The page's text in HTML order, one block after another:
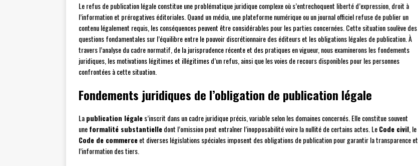
Le refus de publication légale constitue une problématique juridique complexe où s’entrechoquent liberté d’expression, droit à
l’information et prérogatives éditoriales. Quand un média, une plateforme numérique ou un journal officiel refuse de publier un
contenu légalement requis, les conséquences peuvent être considérables pour les parties concernées. Cette situation soulève des
questions fondamentales sur l’équilibre entre le pouvoir discrétionnaire des éditeurs et les obligations légales de publication. À
travers l’analyse du cadre normatif, de la jurisprudence récente et des pratiques en vigueur, nous examinerons les fondements
juridiques, les motivations légitimes et illégitimes d’un refus, ainsi que les voies de recours disponibles pour les personnes
confrontées à cette situation.
Fondements juridiques de l’obligation de publication légale
Lapublication légales’inscrit dans un cadre juridique précis, variable selon les domaines concernés. Elle constitue souvent
uneformalité substantielledont l’omission peut entraîner l’inopposabilité voire la nullité de certains actes. LeCode civil , le
Code de commerceet diverses législations spéciales imposent des obligations de publication pour garantir la transparence et
l’information des tiers.